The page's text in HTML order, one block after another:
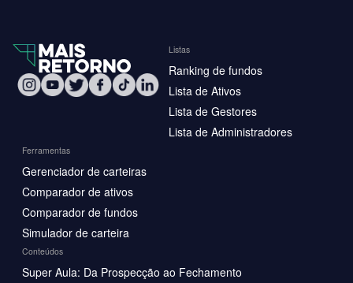
Listas
Ranking de fundos
Lista de Ativos
Lista de Gestores
Lista de Administradores
Ferramentas
Gerenciador de carteiras
Comparador de ativos
Comparador de fundos
Simulador de carteira
Conteúdos
Super Aula: Da Prospecção ao Fechamento